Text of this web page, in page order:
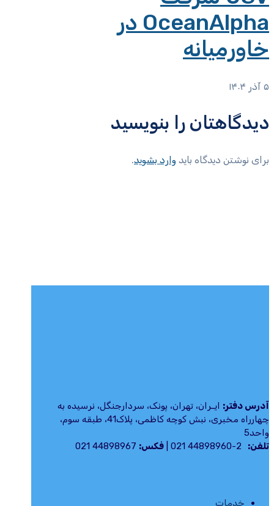
OceanAlpha در
خاورمیانه
۵ آذر ۱۴۰۴
دیدگاهتان را بنویسید
برای نوشتن دیدگاه باید وارد بشوید.
آدرس دفتر: ایـران، تهران، پونک، سردارجنگل، نرسيده به
چهارراه مخبری، نبش کوچه کاظمی، پلاک41، طبقه سوم،
واحد5
تلفن:
فکس:
خدمات